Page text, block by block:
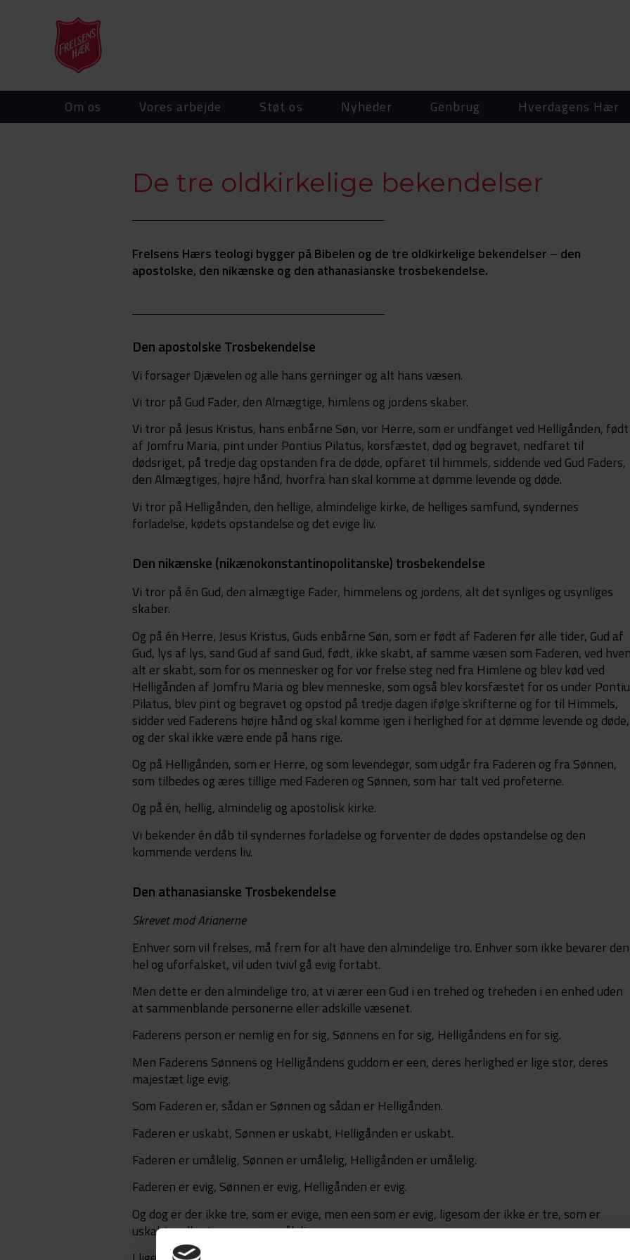
Om os Vores arbejde Støt os Nyheder Genbrug Hverdagens Hær
De tre oldkirkelige bekendelser
Frelsens Hærs teologi bygger på Bibelen og de tre oldkirkelige bekendelser – den
apostolske, den nikænske og den athanasianske trosbekendelse.
Den apostolske Trosbekendelse
Vi forsager Djævelen og alle hans gerninger og alt hans væsen.
Vi tror på Gud Fader, den Almægtige, himlens og jordens skaber.
Vi tror på Jesus Kristus, hans enbårne Søn, vor Herre, som er undfanget ved Helligånden, født
af Jomfru Maria, pint under Pontius Pilatus, korsfæstet, død og begravet, nedfaret til
dødsriget, på tredje dag opstanden fra de døde, opfaret til himmels, siddende ved Gud Faders,
den Almægtiges, højre hånd, hvorfra han skal komme at dømme levende og døde.
Vi tror på Helligånden, den hellige, almindelige kirke, de helliges samfund, syndernes
forladelse, kødets opstandelse og det evige liv.
Den nikænske (nikænokonstantinopolitanske) trosbekendelse
Vi tror på én Gud, den almægtige Fader, himmelens og jordens, alt det synliges og usynliges
skaber.
Og på én Herre, Jesus Kristus, Guds enbårne Søn, som er født af Faderen før alle tider, Gud af
Gud, lys af lys, sand Gud af sand Gud, født, ikke skabt, af samme væsen som Faderen, ved
alt er skabt, som for os mennesker og for vor frelse steg ned fra Himlene og blev kød ved
Helligånden af Jomfru Maria og blev menneske, som også blev korsfæstet for os under
Pilatus, blev pint og begravet og opstod på tredje dagen ifølge skrifterne og for til Himmels,
sidder ved Faderens højre hånd og skal komme igen i herlighed for at dømme levende og døde,
og der skal ikke være ende på hans rige.
Og på Helligånden, som er Herre, og som levendegør, som udgår fra Faderen og fra Sønnen,
som tilbedes og æres tillige med Faderen og Sønnen, som har talt ved profeterne.
Og på én, hellig, almindelig og apostolisk kirke.
Vi bekender én dåb til syndernes forladelse og forventer de dødes opstandelse og den
kommende verdens liv.
Den athanasianske Trosbekendelse
Skrevet mod Arianerne
Enhver som vil frelses, må frem for alt have den almindelige tro. Enhver som ikke bevarer den
hel og uforfalsket, vil uden tvivl gå evig fortabt.
Men dette er den almindelige tro, at vi ærer een Gud i en trehed og treheden i en enhed uden
at sammenblande personerne eller adskille væsenet.
Faderens person er nemlig en for sig, Sønnens en for sig, Helligåndens en for sig.
Men Faderens Sønnens og Helligåndens guddom er een, deres herlighed er lige stor, deres
majestæt lige evig.
Som Faderen er, sådan er Sønnen og sådan er Helligånden.
Faderen er uskabt, Sønnen er uskabt, Helligånden er uskabt.
Faderen er umålelig, Sønnen er umålelig, Helligånden er umålelig.
Faderen er evig, Sønnen er evig, Helligånden er evig.
Og dog er der ikke tre, som er evige, men een som er evig, ligesom der ikke er tre, som er
uskabte, eller tre, som er umålelige.